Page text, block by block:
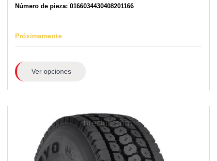
Número de pieza: 0166034430408201166
Próximamente
Ver opciones